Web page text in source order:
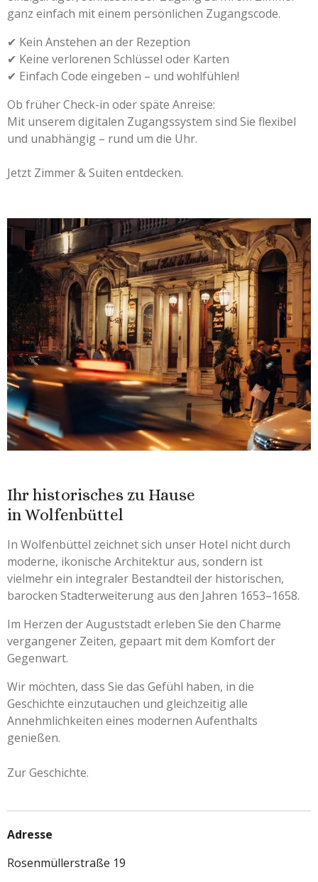
ganz einfach mit einem persönlichen Zugangscode.
✔ Kein Anstehen an der Rezeption
✔ Keine verlorenen Schlüssel oder Karten
✔ Einfach Code eingeben – und wohlfühlen!
Ob früher Check-in oder späte Anreise:
Mit unserem digitalen Zugangssystem sind Sie flexibel
und unabhängig – rund um die Uhr.
Jetzt Zimmer & Suiten entdecken.
Ihr historisches zu Hause
in Wolfenbüttel
In Wolfenbüttel zeichnet sich unser Hotel nicht durch
moderne, ikonische Architektur aus, sondern ist
vielmehr ein integraler Bestandteil der historischen,
barocken Stadterweiterung aus den Jahren 1653–1658.
Im Herzen der Auguststadt erleben Sie den Charme
vergangener Zeiten, gepaart mit dem Komfort der
Gegenwart.
Wir möchten, dass Sie das Gefühl haben, in die
Geschichte einzutauchen und gleichzeitig alle
Annehmlichkeiten eines modernen Aufenthalts
genießen.
Zur Geschichte.
Adresse
Rosenmüllerstraße 19